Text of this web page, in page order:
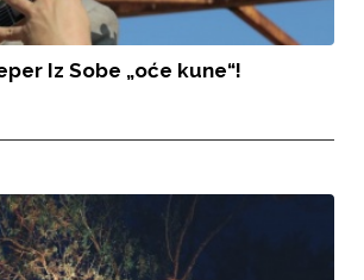
Iz Sobe „oće kune“!